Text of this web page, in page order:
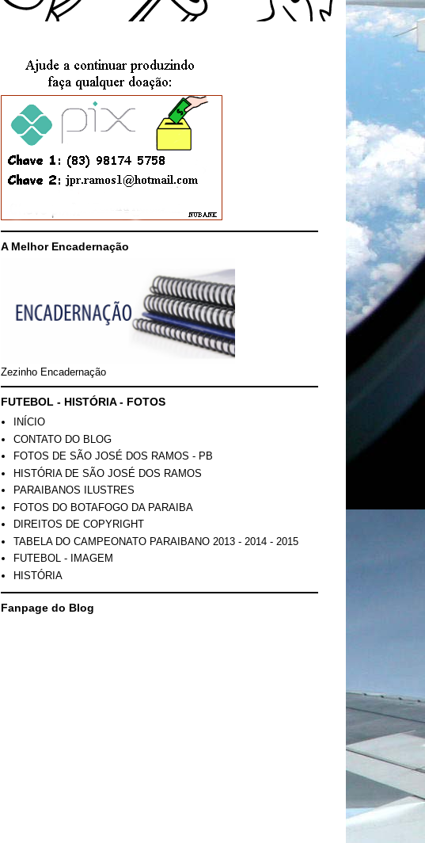
A Melhor Encadernação
Zezinho Encadernação
FUTEBOL - HISTÓRIA - FOTOS
INÍCIO
CONTATO DO BLOG
FOTOS DE SÃO JOSÉ DOS RAMOS - PB
HISTÓRIA DE SÃO JOSÉ DOS RAMOS
PARAIBANOS ILUSTRES
FOTOS DO BOTAFOGO DA PARAIBA
DIREITOS DE COPYRIGHT
TABELA DO CAMPEONATO PARAIBANO 2013 - 2014 - 2015
FUTEBOL - IMAGEM
HISTÓRIA
Fanpage do Blog